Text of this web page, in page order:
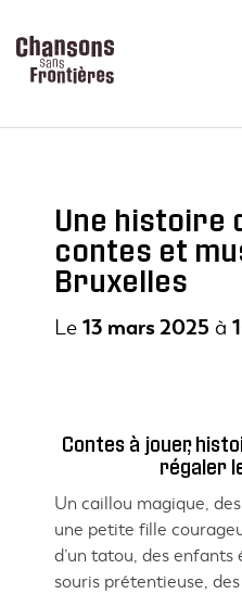
Une histoire
contes et
Bruxelles
Le 13 mars 2025 à
Contes à jouer,
régaler
Un caillou magique,
une petite fille
d’un tatou, des enfants
souris prétentieuse,